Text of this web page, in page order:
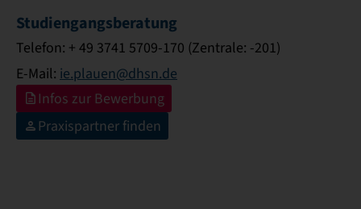
Studiengangsberatung
Telefon: + 49 3741 5709-170 (Zentrale: -201)
E-Mail: ie.plauen@dhsn.de
Infos zur Bewerbung
Praxispartner finden